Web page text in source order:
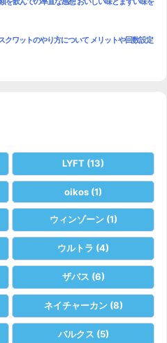
LYFT (13)
oikos (1)
ウィンゾーン(1)
ウルトラ (4)
ザバス (6)
ネイチャーカン(8)
バルクス (5)